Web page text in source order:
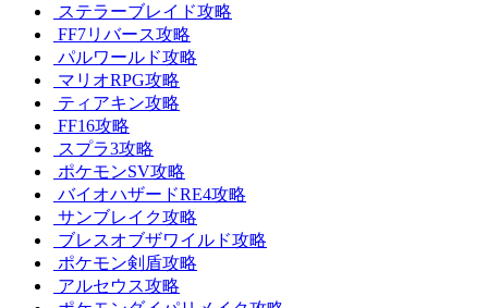
ステラーブレイド攻略
FF7リバース攻略
パルワールド攻略
マリオRPG攻略
ティアキン攻略
FF16攻略
スプラ3攻略
ポケモンSV攻略
バイオハザードRE4攻略
サンブレイク攻略
ブレスオブザワイルド攻略
ポケモン剣盾攻略
アルセウス攻略